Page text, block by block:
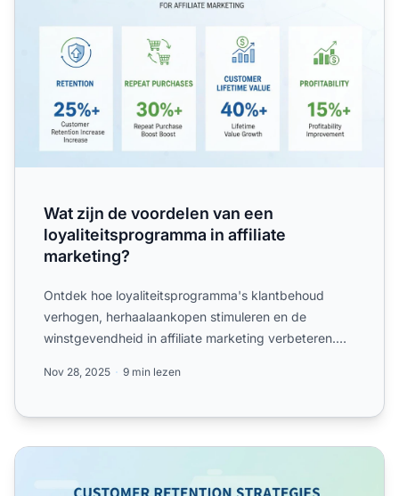
Wat zijn de voordelen van een
loyaliteitsprogramma in affiliate
marketing?
Ontdek hoe loyaliteitsprogramma's klantbehoud
verhogen, herhaalaankopen stimuleren en de
winstgevendheid in affiliate marketing verbeteren.
Nov 28, 2025 9 min lezen
Effectieve Klantbehoudstrategieën voor 2025